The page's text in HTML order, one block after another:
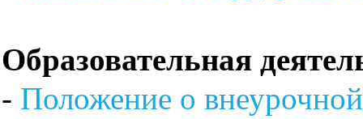
Образовательная
- Положение о